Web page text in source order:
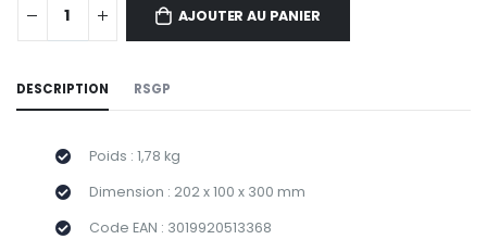
AJOUTER AU PANIER
DESCRIPTION RSGP
Poids : 1,78 kg
Dimension : 202 x 100 x 300 mm
Code EAN : 3019920513368